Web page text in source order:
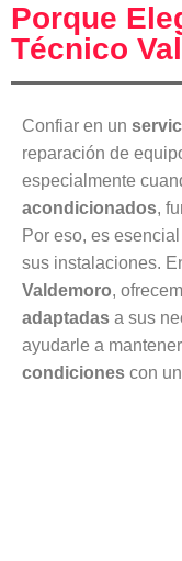
Porque
Técnico
Confiar en un
reparación de
especialmente
acondicionados,
Por eso, es
sus instalaciones.
Valdemoro,
adaptadas a sus
ayudarle a
condiciones con